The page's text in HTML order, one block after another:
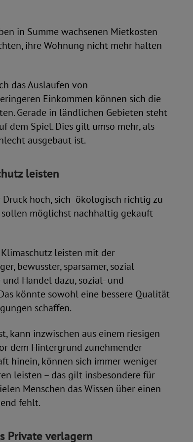
in Summe wachsenen Mietkosten
ihre Wohnung nicht mehr halten
das Auslaufen von
Einkommen können sich die
Gerade in ländlichen Gebieten steht
dem Spiel. Dies gilt umso mehr, als
ausgebaut ist.
leisten
hoch, sich ökologisch richtig zu
möglichst nachhaltig gekauft
leisten mit der
bewusster, sparsamer, sozial
Handel dazu, sozial- und
könnte sowohl eine bessere Qualität
schaffen.
kann inzwischen aus einem riesigen
dem Hintergrund zunehmender
hinein, können sich immer weniger
leisten – das gilt insbesondere für
Menschen das Wissen über einen
fehlt.
Private verlagern